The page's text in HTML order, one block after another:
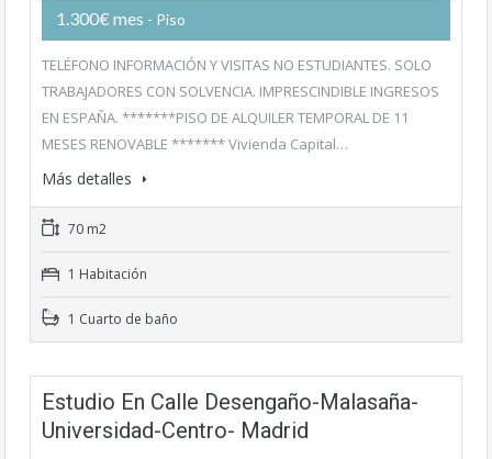
1.300€ mes - Piso
TELÉFONO INFORMACIÓN Y VISITAS NO ESTUDIANTES. SOLO
TRABAJADORES CON SOLVENCIA. IMPRESCINDIBLE INGRESOS
EN ESPAÑA. *******PISO DE ALQUILER TEMPORAL DE 11
MESES RENOVABLE ******* Vivienda Capital…
Más detalles
70 m2
1 Habitación
1 Cuarto de baño
Estudio En Calle Desengaño-Malasaña-
Universidad-Centro- Madrid